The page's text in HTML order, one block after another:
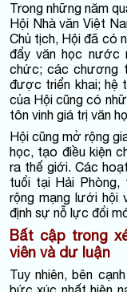
Trong những năm
Hội Nhà văn Việt
Chủ tịch, Hội đã có
đẩy văn học nước
chức; các chương
được triển khai; hệ
của Hội cũng có
tôn vinh giá trị văn
Hội cũng mở rộng
học, tạo điều kiện
ra thế giới. Các
tuổi tại Hải Phòng,
rộng mạng lưới hội
định sự nỗ lực đổi
Bất cập trong
viên và dư luận
Tuy nhiên, bên